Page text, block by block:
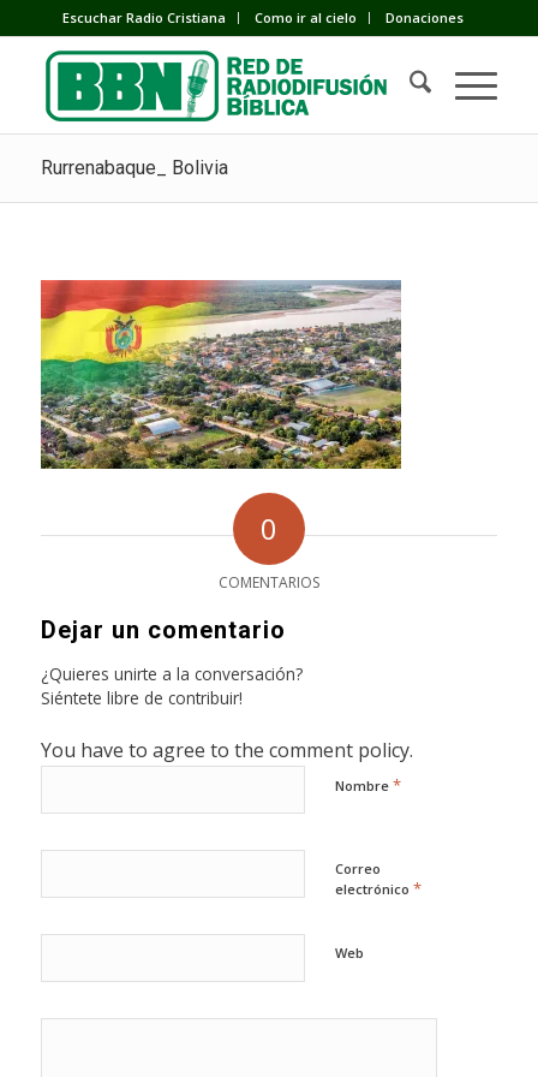
Escuchar Radio Cristiana Como ir al cielo Donaciones
Rurrenabaque_ Bolivia
0
COMENTARIOS
Dejar un comentario
¿Quieres unirte a la conversación?
Siéntete libre de contribuir!
You have to agree to the comment policy.
Nombre *
Correo
electrónico *
Web